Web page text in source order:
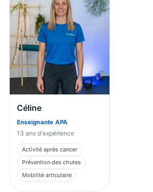
Céline
Enseignante APA
13 ans d'expérience
Activité après cancer
Prévention des chutes
Mobilité articulaire